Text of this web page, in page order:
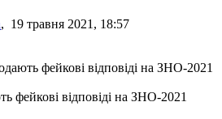
, 19 травня 2021, 18:57
фейкові відповіді на ЗНО-2021